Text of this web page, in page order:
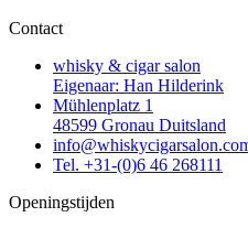
Contact
whisky & cigar salon
Eigenaar: Han Hilderink
Mühlenplatz 1
48599 Gronau Duitsland
Tel. +31-(0)6 46 268111
Openingstijden